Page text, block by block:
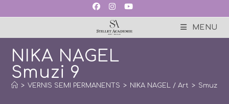
MENU
NIKA NAGEL
Smuzi 9
> VERNIS SEMI PERMANENTS > NIKA NAGEL / Art > Smuzi